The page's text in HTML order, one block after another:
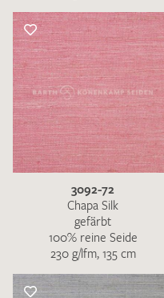
3092-72
Chapa Silk
gefärbt
100% reine Seide
230 g/lfm, 135 cm